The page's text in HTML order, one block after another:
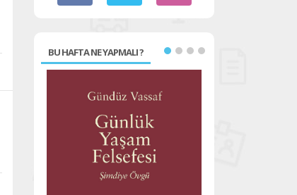
BU HAFTA NE YAPMALI ?